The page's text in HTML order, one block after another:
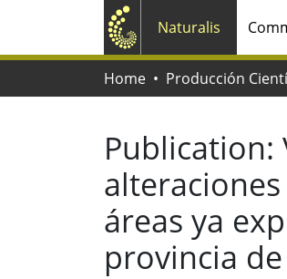
Naturalis
Home Producción
Publication:
áreas ya
provincia